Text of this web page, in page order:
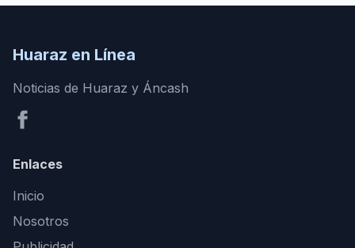
Huaraz en Línea
Noticias de Huaraz y Áncash
Enlaces
Inicio
Nosotros